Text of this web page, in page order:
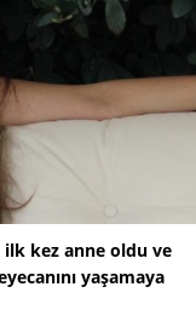
kez anne oldu ve
yaşamaya